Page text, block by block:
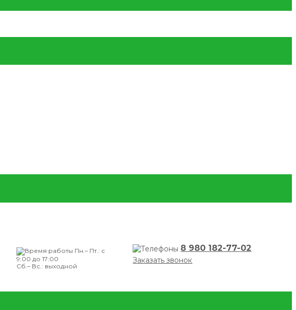
Пн.– Пт.: с
9:00 до 17:00
Сб.– Вс.: выходной
8 980 182-77-02
Заказать звонок